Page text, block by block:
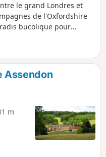
le grand Londres et
de l'Oxfordshire
bucolique pour
déjà quelques
? Au départ du parking
si vous désirez y
Church du hameau
les campagnes et forêts
De jolis
Assendon
m